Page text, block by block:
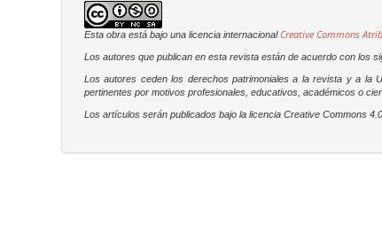
Esta obra está bajo una licencia internacional Creative Commons
Los autores que publican en esta revista están de acuerdo con los
Los autores ceden los derechos patrimoniales a la revista y a la
pertinentes por motivos profesionales, educativos, académicos o
Los artículos serán publicados bajo la licencia Creative Commons 4.0